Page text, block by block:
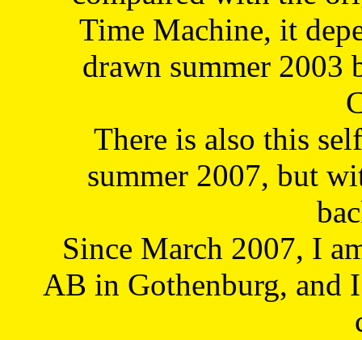
Time Machine, it
drawn summer 2003
There is also this
summer 2007, but
Since March 2007, I
AB in Gothenburg, and